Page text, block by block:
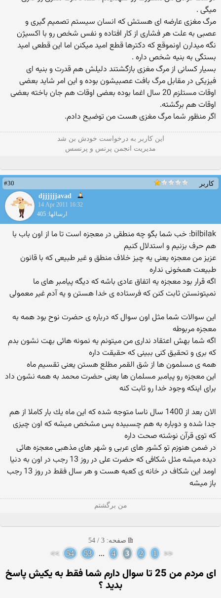
میگی .
مرگ مغزی عارضه ای هستش كه انسان سیستم تصمیم گیری و
عصبی به علت هر فشاری از كار افتاده و نفس شخص رو با اكسیژن
نگه میدارن اونموقع كه دكترها قطع امید میكنن اما این قطعی امید
بستگی به بنیه شخص داره .
بسیار كسانی از مرگ مغزی بازگشتند دلیلش هم قدرت و بنیه ای
فیزیكی در مقابل مرگ بافت عصبیشون بوده و این امر شاید بعضی
اوقات مستلزم 20 سال اغما بوده بعضی اوقات هم جان باخته بعضی
اوقات هم برگشته.
اگر منظور شما مرگ مغزی هست من توضیح دادم.
این كاربر به درخواست خودش بن شد
مدیریت انجمن پرنس و پرنسس
کاربر
#30
djjjjjjavad
14 Apr 2011 16:32
ارسالها: 405
bilbilak: خب شما بگو چه منطقی در معجزه است تا ما از اون باب با
هم حرف بزنیم و استدلال كنیم
عزیز من معجزه یعنی یه چیز خلاف منطق و غیر طبیعی كه با قانون
طبیعت همخونی نداره
اگه قرار بود معجزه یه اتفاق عادی باشه كه دیگه پیامبر های ما
نمیتونستن ثابت كنن كه فرستاده ی خدا هستن و یه آدم غیر معمولی
این سوالات شما مثل اون سوال كه درباره ی حضرت نوح بود همه به
معجزه مربوطه
اگه شما بهش اعتقاد نداری من میتونم یه نمونه هائی بهت نشون بدم
كه بری و تحقیق كنی ببینی كه حقیقت داره
همه ی مسلمون ها از شق القمر مطلع هستن یعنی تقسیم ماه
این معجزه رو پیامبر مسلمان ها یعنی حضرت محمد به همه نشون داد
برای اینكه وجود خدا رو ثابت كنه
الان بعد از 1400 سال ناسا متوجه شده كه این ماه یك بار كاملا از هم
جدا شده و دوباره به هم چسبیده پس مشخص میشه كه اون چیزی
كه توی قرآن نوشته صحت داره
در ضمن هنوزم تو كشور های عربی و شهر های مذهبی معجزه هائی
دیده میشه مثل شکافی که حضرت علی در روز 13 رجب در اون به دنیا
اومد این شکاف در خانه ی کعبه هست و هر سال فقط در روز 13 رجب
باز میشه
من برگشتم
صفحه: 3 / 54
<<
1
2
3
4
...
53
54
>>
ای مردم من 25 تا سوال دارم شما فقط به یکیش پاسخ
بدید ؟